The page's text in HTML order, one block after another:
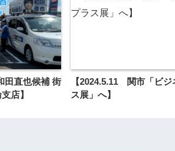
田直也候補 街
店】
【2024.5.11 関市「ビジ
ス展」へ】